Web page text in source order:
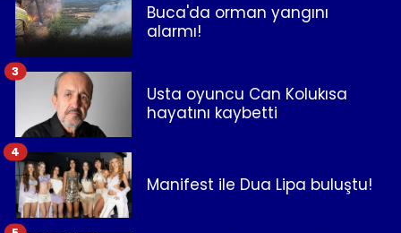
Buca'da orman yangını
alarmı!
Usta oyuncu Can Kolukısa
hayatını kaybetti
3
Manifest ile Dua Lipa buluştu!
4